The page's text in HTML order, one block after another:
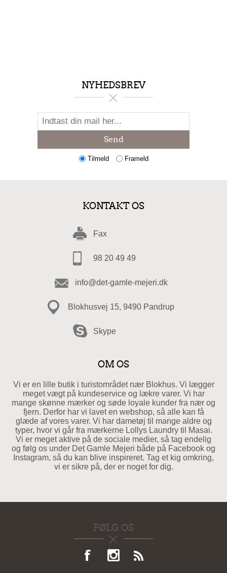
NYHEDSBREV
Send
Tilmeld Frameld
KONTAKT OS
Fax
98 20 49 49
info@det-gamle-mejeri.dk
Blokhusvej 15, 9490 Pandrup
Skype
OM OS
Vi er en lille butik i turistområdet nær Blokhus. Vi lægger
meget vægt på kundeservice og lækre varer. Vi har
mange skønne mærker og søde loyale kunder fra nær og
fjern. Derfor har vi lavet en webshop, så alle kan få
glæde af vores varer. Vi har dametøj til mange aldre og
typer, hvor vi går fra mærkerne Lollys Laundry til Masai.
Vi er meget aktive på de sociale medier, så tag endelig
og følg os under Det Gamle Mejeri både på Facebook og
Instagram, så du kan blive inspireret. Tag et kig omkring,
vi er sikre på, der er noget for dig.
FØLG OS